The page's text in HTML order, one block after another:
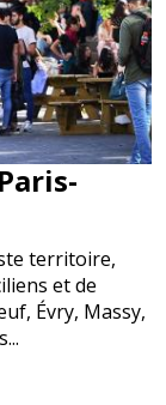
territoire,
et de
Évry, Massy,